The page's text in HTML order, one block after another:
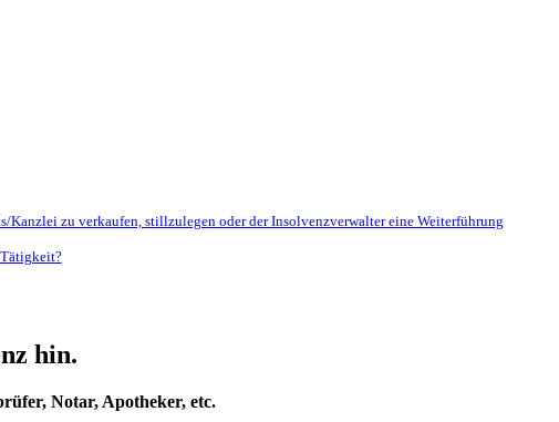
Kanzlei zu verkaufen, stillzulegen oder der Insolvenzverwalter eine Weiterführung
hin.
Notar, Apotheker, etc.